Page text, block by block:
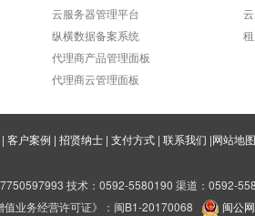
数据存储安全之磁盘备份
DDOS的攻击原理与防御方法
linux系统压缩和解压命令 tar
云服务器管理平台
纵横数据备案系统
代理商产品管理面板
代理商云管理面板
| 客户案例 | 招贤纳士 | 支付方式 | 联系我们 |网站地图
技术：0592-5580190 渠道：0592-
值业务经营许可证》：闽B1-20170068
闽公